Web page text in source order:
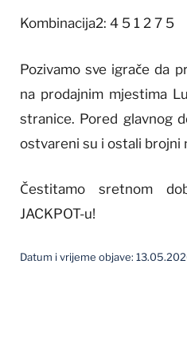
Kombinacija2: 4 5 1 2 7 5
Pozivamo sve igrače da
na prodajnim mjestima
stranice. Pored glavnog
ostvareni su i ostali brojni
Čestitamo sretnom
JACKPOT-u!
Datum i vrijeme objave: